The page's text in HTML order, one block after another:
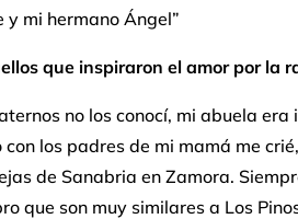
mi hermano Ángel”
que inspiraron el amor por la
no los conocí, mi abuela
con los padres de mi mamá me
de Sanabria en Zamora.
que son muy similares a Los